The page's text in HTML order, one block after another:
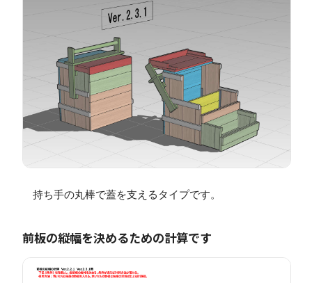
持ち手の丸棒で蓋を支えるタイプです。
前板の縦幅を決めるための計算です